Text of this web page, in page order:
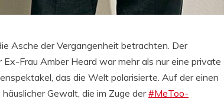
Asche der Vergangenheit betrachten. Der
Frau Amber Heard war mehr als nur eine private
das die Welt polarisierte. Auf der einen
Gewalt, die im Zuge der#MeToo-